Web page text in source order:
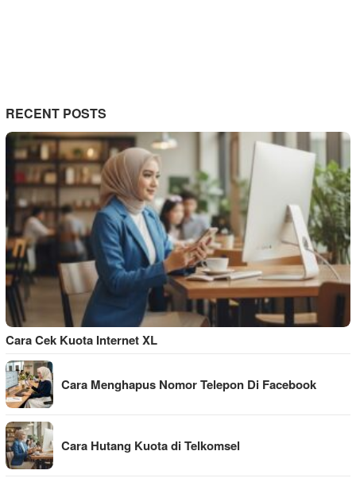
RECENT POSTS
Cara Cek Kuota Internet XL
Cara Menghapus Nomor Telepon Di Facebook
Cara Hutang Kuota di Telkomsel